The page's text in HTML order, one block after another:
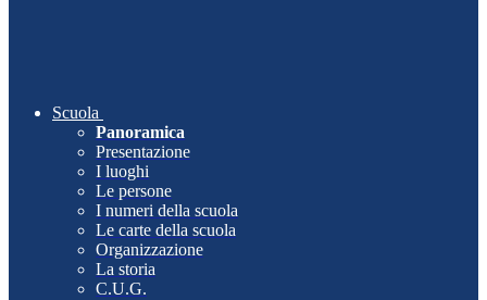
Scuola
Panoramica
Presentazione
I luoghi
Le persone
I numeri della scuola
Le carte della scuola
Organizzazione
La storia
C.U.G.